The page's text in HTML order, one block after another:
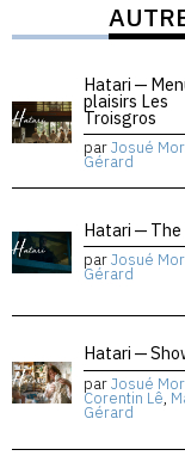
Hatari —
plaisirs Les
Troisgros
parJosué
Gérard
Hatari —
parJosué
Gérard
Hatari —
parJosué
Corentin Lê,
Gérard